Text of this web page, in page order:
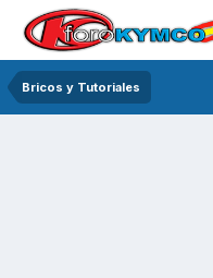
Bricos y Tutoriales